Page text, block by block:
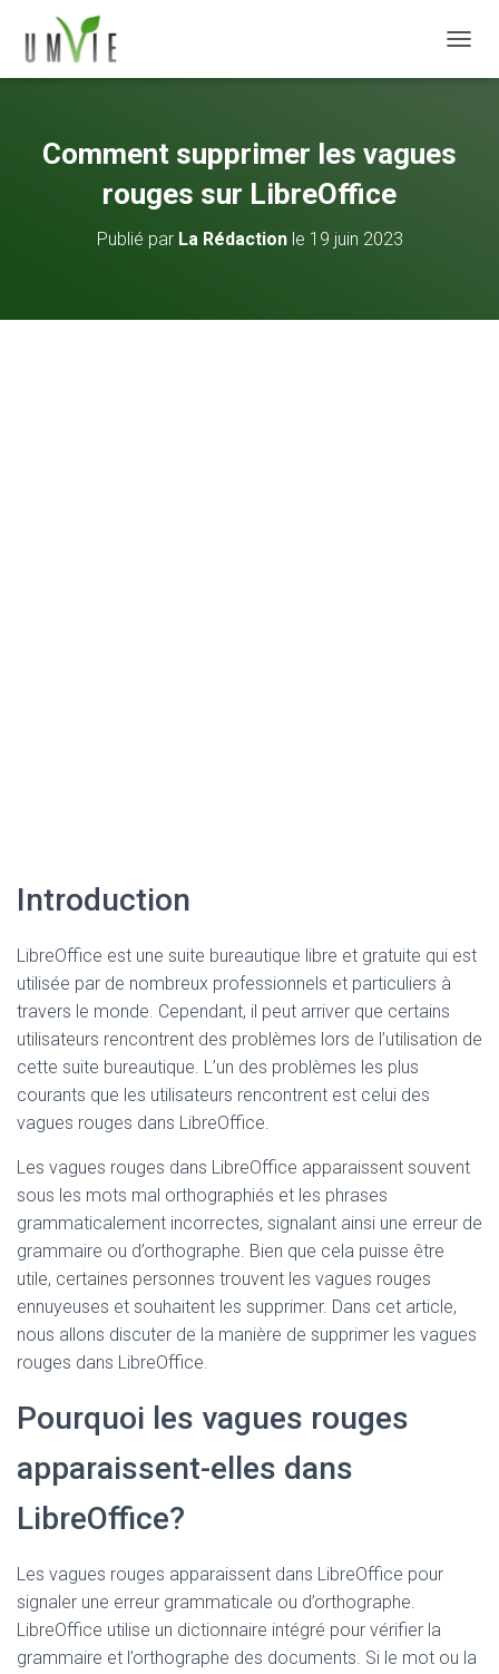
Comment supprimer les vagues
rouges sur LibreOffice
Publié par La Rédactionle 19 juin 2023
Introduction
LibreOffice est une suite bureautique libre et gratuite qui est
utilisée par de nombreux professionnels et particuliers à
travers le monde. Cependant, il peut arriver que certains
utilisateurs rencontrent des problèmes lors de l’utilisation de
cette suite bureautique. L’un des problèmes les plus
courants que les utilisateurs rencontrent est celui des
vagues rouges dans LibreOffice.
Les vagues rouges dans LibreOffice apparaissent souvent
sous les mots mal orthographiés et les phrases
grammaticalement incorrectes, signalant ainsi une erreur de
grammaire ou d’orthographe. Bien que cela puisse être
utile, certaines personnes trouvent les vagues rouges
ennuyeuses et souhaitent les supprimer. Dans cet article,
nous allons discuter de la manière de supprimer les vagues
rouges dans LibreOffice.
Pourquoi les vagues rouges
apparaissent-elles dans
LibreOffice?
Les vagues rouges apparaissent dans LibreOffice pour
signaler une erreur grammaticale ou d’orthographe.
LibreOffice utilise un dictionnaire intégré pour vérifier la
grammaire et l’orthographe des documents. Si le mot ou la